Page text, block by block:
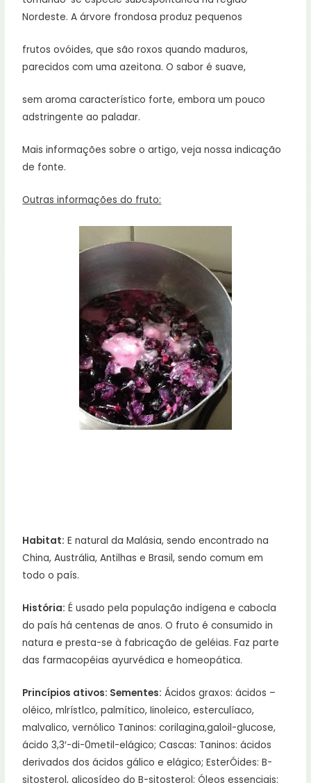
Nordeste. A árvore frondosa produz pequenos
frutos ovóides, que são roxos quando maduros,
parecidos com uma azeitona. O sabor é suave,
sem aroma característico forte, embora um pouco
adstringente ao paladar.
Mais informações sobre o artigo, veja nossa indicação
de fonte.
Outras informações do fruto:
Habitat: E natural da Malásia, sendo encontrado na
China, Austrália, Antilhas e Brasil, sendo comum em
todo o país.
História: É usado pela população indígena e cabocla
do país há centenas de anos. O fruto é consumido in
natura e presta-se à fabricação de geléias. Faz parte
das farmacopéias ayurvédica e homeopática.
Princípios ativos: Sementes: Ácidos graxos: ácidos –
oléico, mlrístlco, palmítico, Iinoleico, esterculíaco,
malvalico, vernólico Taninos: corilagina,galoil-glucose,
ácido 3,3′-di-0metil-elágico; Cascas: Taninos: ácidos
derivados dos ácidos gálico e elágico; EsterÓides: B-
sitosterol, glicosídeo do B-sitosterol; Óleos essenciais: